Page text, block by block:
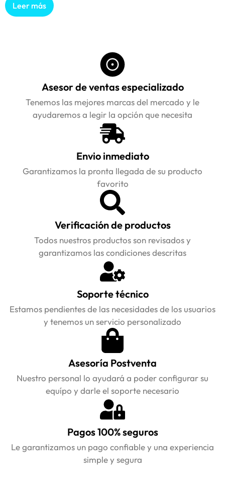
Leer más
Asesor de ventas especializado
Tenemos las mejores marcas del mercado y le
ayudaremos a legir la opción que necesita
Envio inmediato
Garantizamos la pronta llegada de su producto
favorito
Verificación de productos
Todos nuestros productos son revisados y
garantizamos las condiciones descritas
Soporte técnico
Estamos pendientes de las necesidades de los usuarios
y tenemos un servicio personalizado
Asesoría Postventa
Nuestro personal lo ayudará a poder configurar su
equípo y darle el soporte necesario
Pagos 100% seguros
Le garantizamos un pago confiable y una experiencia
simple y segura